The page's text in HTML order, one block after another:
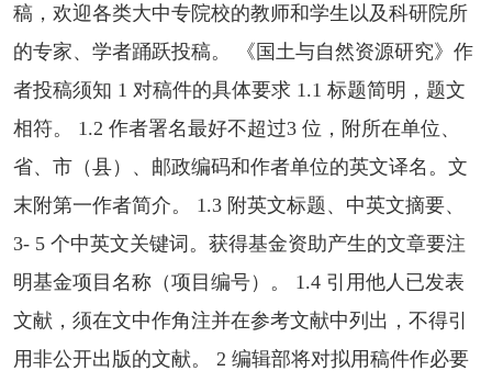
稿，欢迎各类大中专院校的教师和学生以及科研院所
的专家、学者踊跃投稿。 《国土与自然资源研究》作
者投稿须知 1 对稿件的具体要求 1.1 标题简明，题文
相符。 1.2 作者署名最好不超过3 位，附所在单位、
省、市（县）、邮政编码和作者单位的英文译名。文
末附第一作者简介。 1.3 附英文标题、中英文摘要、
3- 5 个中英文关键词。获得基金资助产生的文章要注
明基金项目名称（项目编号）。 1.4 引用他人已发表
文献，须在文中作角注并在参考文献中列出，不得引
用非公开出版的文献。 2 编辑部将对拟用稿件作必要